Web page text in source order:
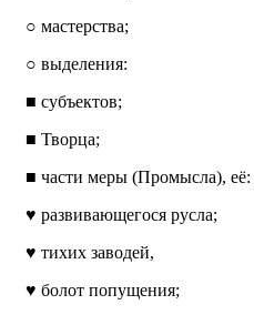
○ мастерства;
○ выделения:
■ субъектов;
■ Творца;
■ части меры (Промысла), её:
♥ развивающегося русла;
♥ тихих заводей,
♥ болот попущения;